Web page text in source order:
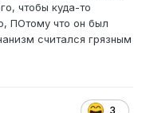
чтобы куда-то
ПОтому что он был
считался грязным
3